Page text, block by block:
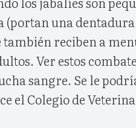
(portan una
también reciben a
Ver estos
sangre. Se le
el Colegio de